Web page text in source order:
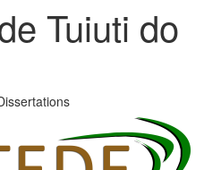
Tuiuti do